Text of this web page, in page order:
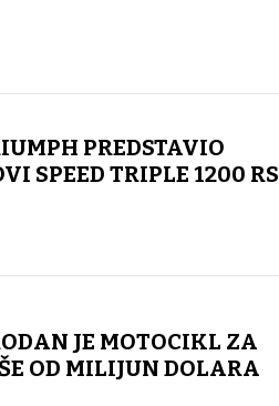
PREDSTAVIO
SPEED TRIPLE 1200 RS
JE MOTOCIKL ZA
OD MILIJUN DOLARA